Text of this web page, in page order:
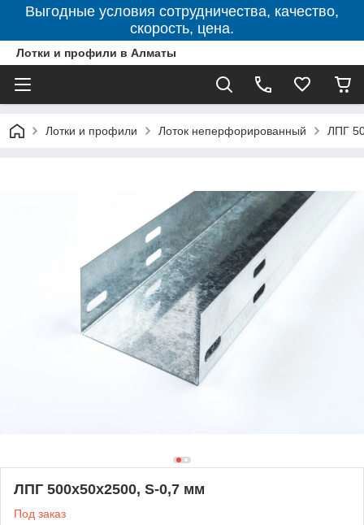
Выгодные условия сотрудничества, качество,
скорость, цена.
Лотки и профили в Алматы
Лотки и профили Лоток неперфорированный ЛПГ
ЛПГ 500х50х2500, S-0,7 мм
Под заказ